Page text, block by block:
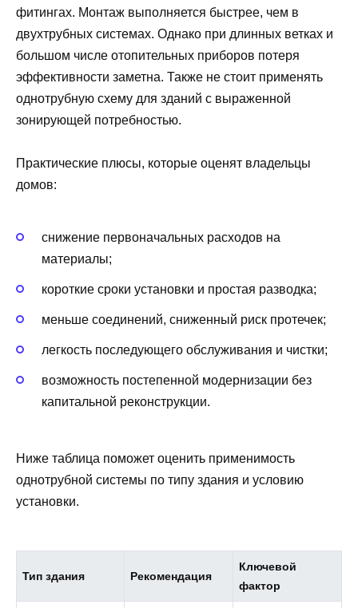
фитингах. Монтаж выполняется быстрее, чем в
двухтрубных системах. Однако при длинных ветках и
большом числе отопительных приборов потеря
эффективности заметна. Также не стоит применять
однотрубную схему для зданий с выраженной
зонирующей потребностью.
Практические плюсы, которые оценят владельцы
домов:
снижение первоначальных расходов на
материалы;
короткие сроки установки и простая разводка;
меньше соединений, сниженный риск протечек;
легкость последующего обслуживания и чистки;
возможность постепенной модернизации без
капитальной реконструкции.
Ниже таблица поможет оценить применимость
однотрубной системы по типу здания и условию
установки.
Тип здания Рекомендация
Ключевой
фактор